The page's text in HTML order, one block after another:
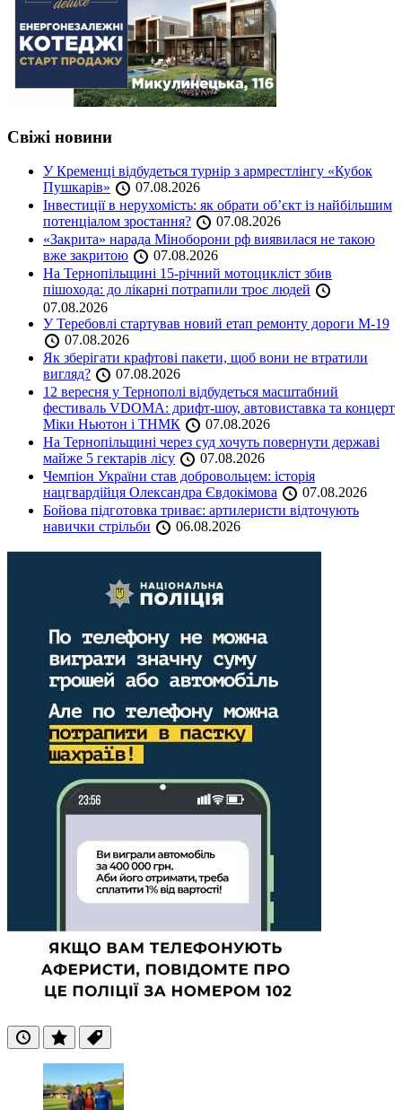
Свіжі новини
У Кременці відбудеться турнір з армрестлінгу «Кубок
Пушкарів»
07.08.2026
Інвестиції в нерухомість: як обрати об’єкт із найбільшим
потенціалом зростання?
07.08.2026
«Закрита» нарада Міноборони рф виявилася не такою
вже закритою
07.08.2026
На Тернопільщині 15-річний мотоцикліст збив
пішохода: до лікарні потрапили троє людей
07.08.2026
У Теребовлі стартував новий етап ремонту дороги М-19
07.08.2026
Як зберігати крафтові пакети, щоб вони не втратили
вигляд?
07.08.2026
12 вересня у Тернополі відбудеться масштабний
фестиваль VDOMA: дрифт-шоу, автовиставка та концерт
Міки Ньютон і ТНМК
07.08.2026
На Тернопільщині через суд хочуть повернути державі
майже 5 гектарів лісу
07.08.2026
Чемпіон України став добровольцем: історія
нацгвардійця Олександра Євдокімова
07.08.2026
Бойова підготовка триває: артилеристи відточують
навички стрільби
06.08.2026
ОстанніПопулярні
Теги